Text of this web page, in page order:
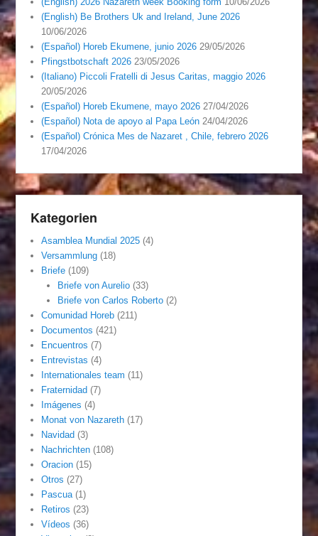
(English) Be Brothers Uk and Ireland, June 2026
10/06/2026
(Español) Horeb Ekumene, junio 2026 29/05/2026
Pfingstbotschaft 2026 23/05/2026
(Italiano) Piccoli Fratelli di Jesus Caritas, maggio 2026
20/05/2026
(Español) Horeb Ekumene, mayo 2026 27/04/2026
(Español) Nota de apoyo al Papa León 24/04/2026
(Español) Crónica Mes de Nazaret , Chile, febrero 2026
17/04/2026
Kategorien
Asamblea Mundial 2025 (4)
Versammlung (18)
Briefe (109)
Briefe von Aurelio(33)
Briefe von Carlos Roberto(2)
Comunidad Horeb (211)
Documentos (421)
Encuentros (7)
Entrevistas (4)
Internationales team (11)
Fraternidad (7)
Imágenes (4)
Monat von Nazareth (17)
Navidad (3)
Nachrichten (108)
Oracion (15)
Otros (27)
Pascua (1)
Retiros (23)
Vídeos (36)